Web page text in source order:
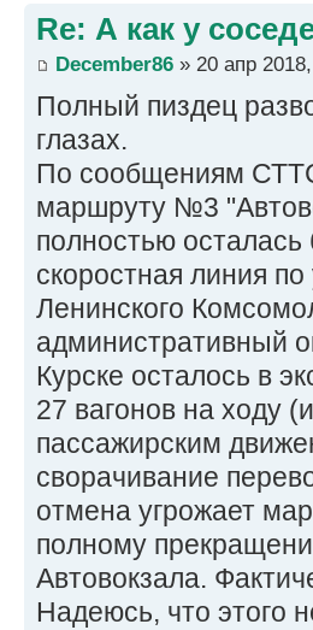
Re: А как у
December86 » 20 апр
Полный пиздец
глазах.
По сообщениям
маршруту №3
полностью
скоростная линия
Ленинского
административный
Курске осталось в
27 вагонов на ходу
пассажирским
сворачивание
отмена угрожает
полному
Автовокзала.
Надеюсь, что этого